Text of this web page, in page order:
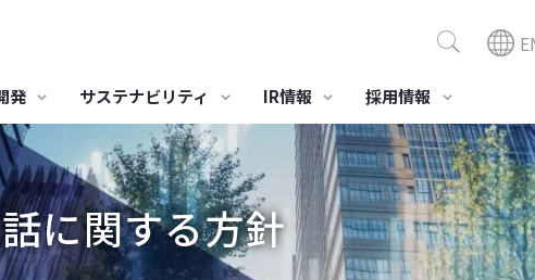
環境対応 医療・介護 美容
役員一覧 事業所・グループ会社 当社の
サステナビリティニュース
発
プロポジション商品
ジネスモデル「ビスコテックス」
開発・製造ビジネス
QUOLE®
サステナビリティ
取り組み
保全活動
と環境とのかかわり
社会への取り組み
セーレングループ人権方針
健康経営への取り組み
労働安全衛生
IR情報
業績・財務情報 IR資料室 株主・
採用情報
に関する方針